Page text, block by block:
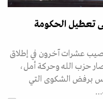
تعطيل الحكومة
وأصيب عشرات آخرون في إطلاق
حزب الله وحركة أمل،
برفض الشكوى التي